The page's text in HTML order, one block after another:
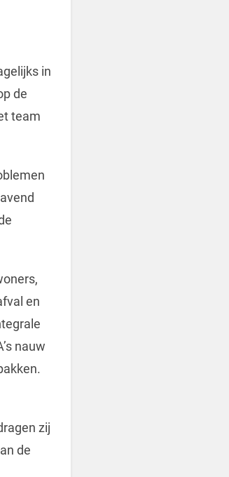
in
de
team
en
nauw
zij
de